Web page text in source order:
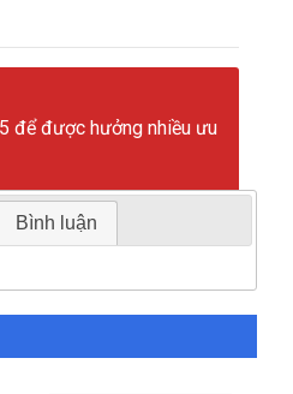
để được hưởng nhiều ưu
Bình luận